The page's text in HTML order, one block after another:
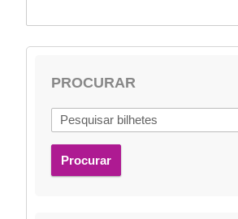
PROCURAR
Procurar